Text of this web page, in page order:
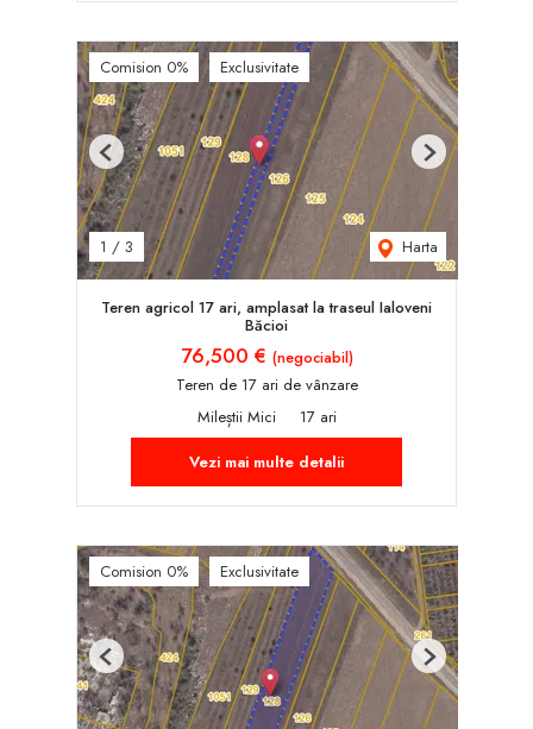
Comision 0% Exclusivitate
1 / 3 Harta
Previous Next
Teren agricol 17 ari, amplasat la traseul Ialoveni
Băcioi
76,500 € (negociabil)
Teren de 17 ari de vânzare
Mileștii Mici
17 ari
Vezi mai multe detalii
Comision 0% Exclusivitate
Previous Next